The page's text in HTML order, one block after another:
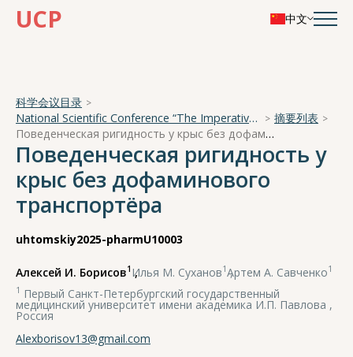
UCP 中文
科学会议目录
National Scientific Conference “The Imperative of Academician A. A. Ukhtomsky - the Brain and its Self-Cognition”
摘要列表
Поведенческая ригидность у крыс без дофаминового транспортёра
Поведенческая ригидность у
крыс без дофаминового
транспортёра
uhtomskiy2025-pharmU10003
Алексей И. Борисов1 ,
Илья М. Суханов1,
Артем А. Савченко1
1 Первый Санкт-Петербургский государственный
медицинский университет имени академика И.П. Павлова ,
Россия
Alexborisov13@gmail.com